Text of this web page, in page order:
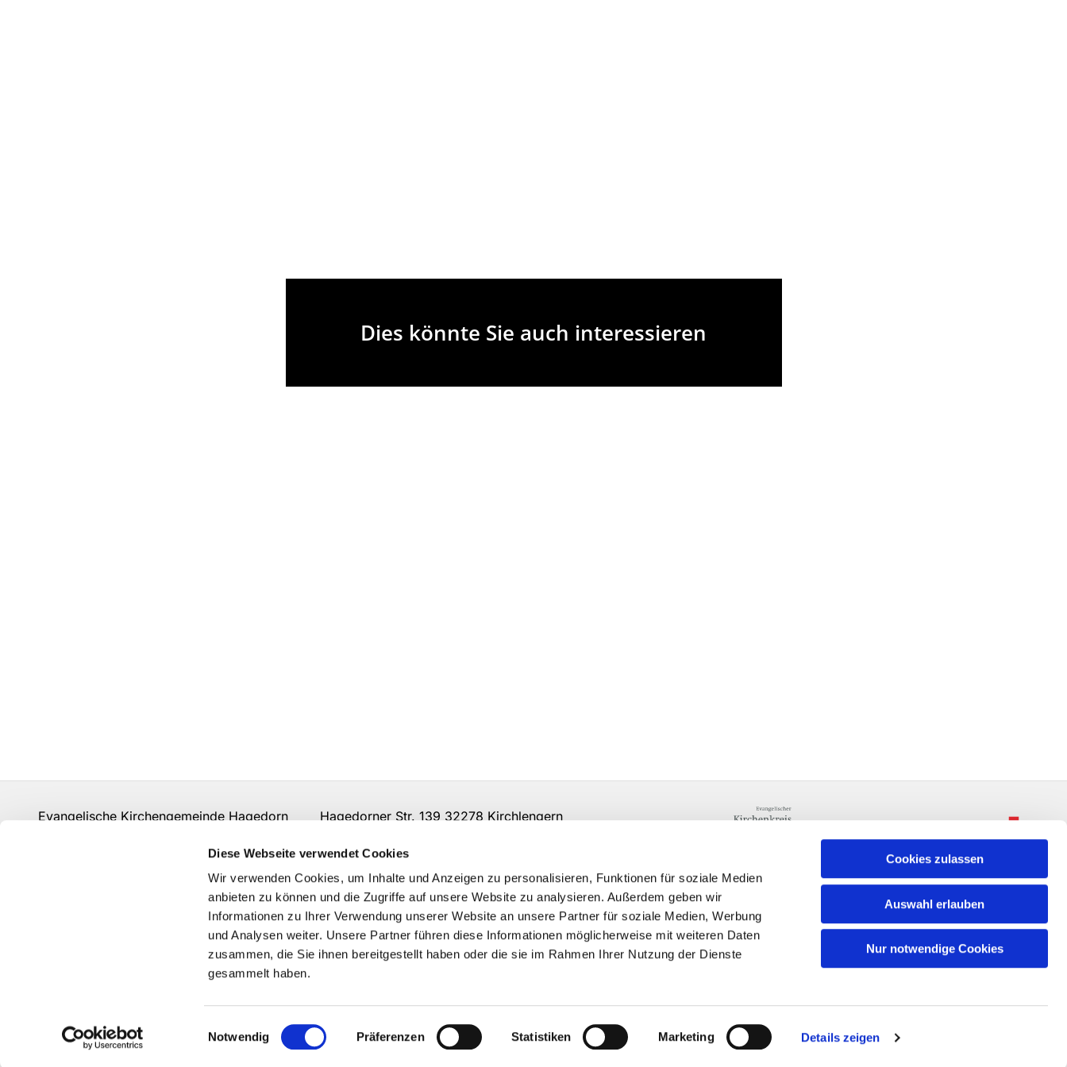
Diese Webseite verwendet Cookies
Wir verwenden Cookies, um Inhalte und Anzeigen zu personalisieren, Funktionen für soziale Medien
anbieten zu können und die Zugriffe auf unsere Website zu analysieren. Außerdem geben wir
Informationen zu Ihrer Verwendung unserer Website an unsere Partner für soziale Medien, Werbung
und Analysen weiter. Unsere Partner führen diese Informationen möglicherweise mit weiteren Daten
zusammen, die Sie ihnen bereitgestellt haben oder die sie im Rahmen Ihrer Nutzung der Dienste
gesammelt haben.
Einwilligungsauswahl
Notwendig Präferenzen Statistiken Marketing Details zeigen
Cookies zulassen
Auswahl erlauben
Nur notwendige Cookies
Dies könnte Sie auch interessieren
Evangelische Kirchengemeinde Hagedorn Hagedorner Str. 139 32278 Kirchlengern